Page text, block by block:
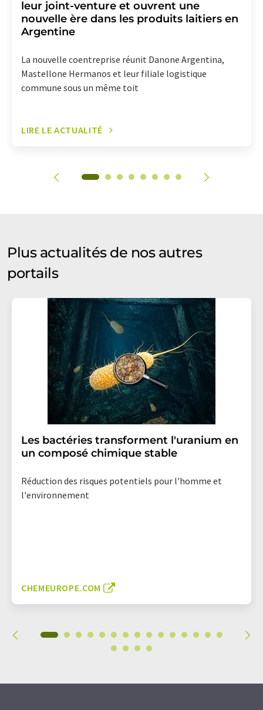
leur joint-venture et ouvrent une
nouvelle ère dans les produits laitiers en
Argentine
La nouvelle coentreprise réunit Danone Argentina,
Mastellone Hermanos et leur filiale logistique
commune sous un même toit
LIRE LE ACTUALITÉ
Plus actualités de nos autres
portails
Les bactéries transforment l'uranium en
un composé chimique stable
Réduction des risques potentiels pour l'homme et
l'environnement
CHEMEUROPE.COM